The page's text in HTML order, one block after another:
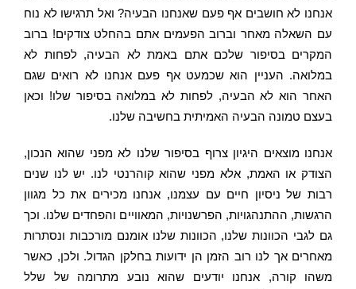
אנחנו לא חושבים אף פעם שאנחנו הבעיה? ואל תרגישו לא נוח
עם השאלה מאחר וברוב הפעמים אתם בהחלט צודקים! ברוב
המקרים בסיפור שלכם אתם באמת לא הבעיה, לפחות לא
במלואה. העניין הוא שכמעט אף פעם אנחנו לא רואים שגם
האחר הוא לא הבעיה, לפחות לא במלואה בסיפור שלו! וכאן
בעצם טמונה הבעיה האמיתית בחשיבה שלנו.
אנחנו מוצאים היגיון צרוף בסיפור שלנו לא מפני שהוא הנכון,
הצודק או האמת, אלא מפני שהוא קוהרנטי לנו. יש לנו שנים
רבות של ניסיון חיים עם עצמנו, אנחנו מכירים את כל מגוון
הרגשות, ההתנהגויות, הפרשנויות, המאוויים והפחדים שלנו. וכך
גם לגבי הכוונות שלנו, הכוונות שלנו אומנם מורכבות ונסתרות
מאחרים אך לנו רוב הזמן הן ידועות בחלקן הגדול. ולכן, כאשר
משהו קורה, אנחנו יודעים שהוא נובע מתרומה של שלל